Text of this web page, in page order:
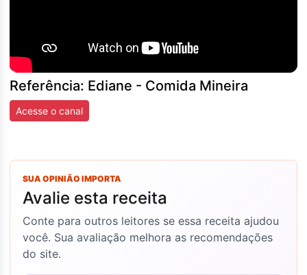
Referência: Ediane - Comida Mineira
Acesse o canal
SUA OPINIÃO IMPORTA
Avalie esta receita
Conte para outros leitores se essa receita ajudou
você. Sua avaliação melhora as recomendações
do site.